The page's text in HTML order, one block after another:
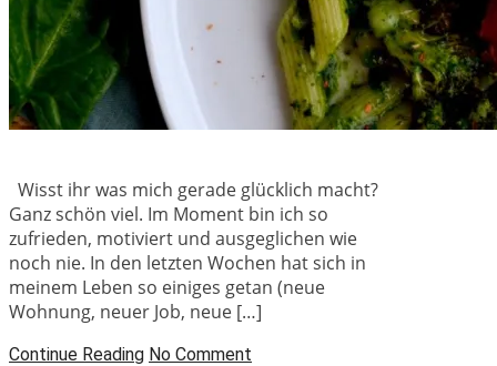
Wisst ihr was mich gerade glücklich macht?
Ganz schön viel. Im Moment bin ich so
zufrieden, motiviert und ausgeglichen wie
noch nie. In den letzten Wochen hat sich in
meinem Leben so einiges getan (neue
Wohnung, neuer Job, neue […]
Continue Reading No Comment